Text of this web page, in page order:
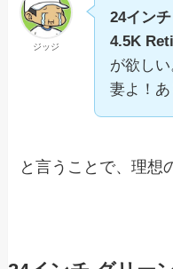
ジッジ
24イン
4.5K
が欲しい
妻よ！
と言うことで、理想